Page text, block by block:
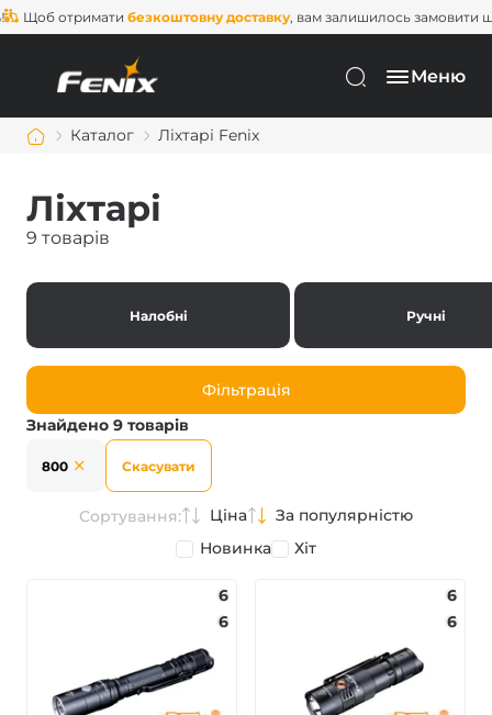
отриматибезкоштовну доставку, вам залишилось замовити ще
Меню
Каталог Ліхтарі Fenix
Ліхтарі
9 товарів
Налобні Ручні
Фільтрація
Знайдено 9 товарів
800 Скасувати
Сортування: Ціна
За популярністю
Новинка
Хіт
6
6
6
6